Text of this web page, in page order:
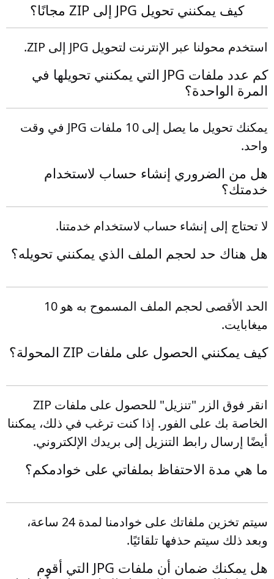
كيف يمكنني تحويل JPG إلى ZIP مجانًا؟
استخدم محولنا عبر الإنترنت لتحويل JPG إلى ZIP.
كم عدد ملفات JPG التي يمكنني تحويلها في
المرة الواحدة؟
يمكنك تحويل ما يصل إلى 10 ملفات JPG في وقت
واحد.
هل من الضروري إنشاء حساب لاستخدام
خدمتك؟
لا تحتاج إلى إنشاء حساب لاستخدام خدمتنا.
هل هناك حد لحجم الملف الذي يمكنني تحويله؟
الحد الأقصى لحجم الملف المسموح به هو 10
ميغابايت.
كيف يمكنني الحصول على ملفات ZIP المحولة؟
انقر فوق الزر "تنزيل" للحصول على ملفات ZIP
الخاصة بك على الفور. إذا كنت ترغب في ذلك، يمكننا
أيضًا إرسال رابط التنزيل إلى بريدك الإلكتروني.
ما هي مدة الاحتفاظ بملفاتي على خوادمكم؟
سيتم تخزين ملفاتك على خوادمنا لمدة 24 ساعة،
وبعد ذلك سيتم حذفها تلقائيًا.
هل يمكنك ضمان أن ملفات JPG التي أقوم